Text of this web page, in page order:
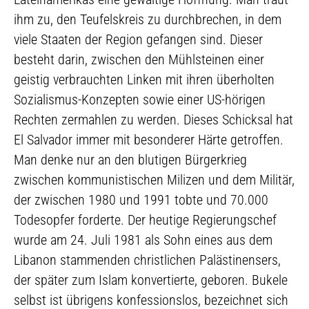
ihm zu, den Teufelskreis zu durchbrechen, in dem
viele Staaten der Region gefangen sind. Dieser
besteht darin, zwischen den Mühlsteinen einer
geistig verbrauchten Linken mit ihren überholten
Sozialismus-Konzepten sowie einer US-hörigen
Rechten zermahlen zu werden. Dieses Schicksal hat
El Salvador immer mit besonderer Härte getroffen.
Man denke nur an den blutigen Bürgerkrieg
zwischen kommunistischen Milizen und dem Militär,
der zwischen 1980 und 1991 tobte und 70.000
Todesopfer forderte. Der heutige Regierungschef
wurde am 24. Juli 1981 als Sohn eines aus dem
Libanon stammenden christlichen Palästinensers,
der später zum Islam konvertierte, geboren. Bukele
selbst ist übrigens konfessionslos, bezeichnet sich